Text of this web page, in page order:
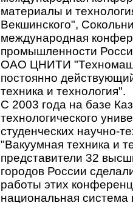
материалы и
Векшинского",
международная
промышленности
ОАО ЦНИТИ
постоянно
техника и технология".
С 2003 года на базе
технологического
студенческих научно-
"Вакуумная техника и
представители 32
городов России
работы этих
национальная система